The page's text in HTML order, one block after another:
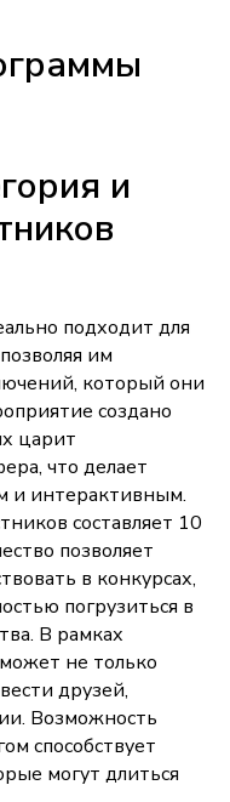
и
подходит для
им
который они
создано
царит
что делает
и интерактивным.
составляет 10
позволяет
в конкурсах,
погрузиться в
В рамках
не только
друзей,
Возможность
способствует
могут длиться